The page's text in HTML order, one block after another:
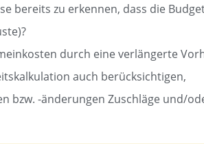
bereits zu erkennen, dass die
durch eine verlängerte
auch berücksichtigen,
bzw. -änderungen Zuschläge und/